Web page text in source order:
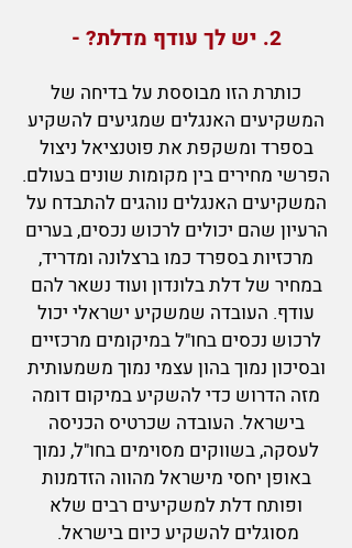
2. יש לך עודף מדלת? -
כותרת הזו מבוססת על בדיחה של
המשקיעים האנגלים שמגיעים להשקיע
בספרד ומשקפת את פוטנציאל ניצול
הפרשי מחירים בין מקומות שונים בעולם.
המשקיעים האנגלים נוהגים להתבדח על
הרעיון שהם יכולים לרכוש נכסים, בערים
מרכזיות בספרד כמו ברצלונה ומדריד,
במחיר של דלת בלונדון ועוד נשאר להם
עודף. העובדה שמשקיע ישראלי יכול
לרכוש נכסים בחו"ל במיקומים מרכזיים
ובסיכון נמוך בהון עצמי נמוך משמעותית
מזה הדרוש כדי להשקיע במיקום דומה
בישראל. העובדה שכרטיס הכניסה
לעסקה, בשווקים מסוימים בחו"ל, נמוך
באופן יחסי מישראל מהווה הזדמנות
ופותח דלת למשקיעים רבים שלא
מסוגלים להשקיע כיום בישראל.